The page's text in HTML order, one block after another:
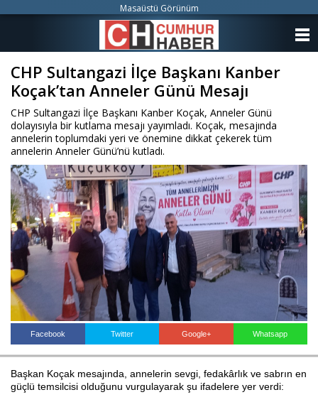
CHP Sultangazi İlçe Başkanı Kanber
Koçak’tan Anneler Günü Mesajı
CHP Sultangazi İlçe Başkanı Kanber Koçak, Anneler Günü
dolayısıyla bir kutlama mesajı yayımladı. Koçak, mesajında
annelerin toplumdaki yeri ve önemine dikkat çekerek tüm
annelerin Anneler Günü’nü kutladı.
Facebook Twitter Google+ Whatsapp
Başkan Koçak mesajında, annelerin sevgi, fedakârlık ve sabrın en
güçlü temsilcisi olduğunu vurgulayarak şu ifadelere yer verdi:
Masaüstü Görünüm
KATEGORİLER
YAZARLAR
ANKETLER
FOTO GALERİ
VİDEO GALERİ
KÜNYE
İLETİŞİM
Haberin Doğru Adresi.